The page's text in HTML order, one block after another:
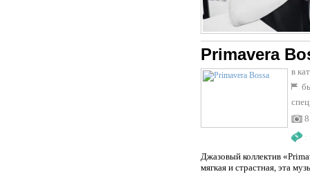
Primavera
в
8
:
Джазовый коллектив
мягкая и страстная, эта